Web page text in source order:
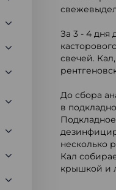
За 3 - 4 дня
свечей.
До сбора
в
несколько
Кал
крышкой и